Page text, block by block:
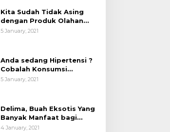
Kita Sudah Tidak Asing
dengan Produk Olahan
Kedelai, Tapi Sudah Tahu
5 January, 2021
Anda sedang Hipertensi ?
Cobalah Konsumsi
Cokelat.
5 January, 2021
Delima, Buah Eksotis Yang
Banyak Manfaat bagi
Tubuh
4 January, 2021